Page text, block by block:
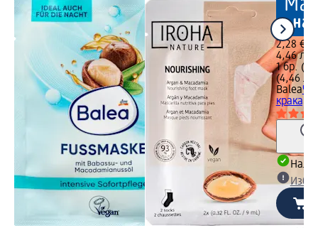
2,28 €
4,46 лв.
1 бр.
(4,46
Balea
крака,